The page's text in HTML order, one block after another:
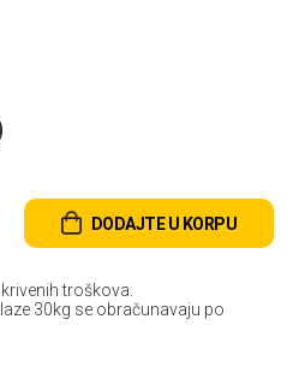
DODAJTE U KORPU
troškova.
30kg se obračunavaju po